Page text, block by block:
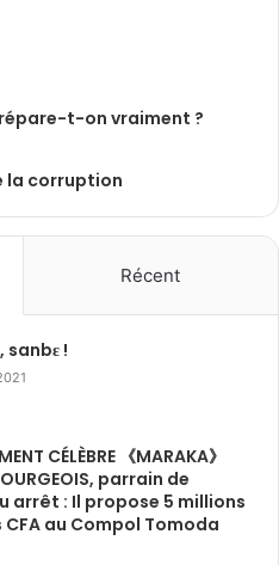
t-on vraiment ?
la corruption
Récent
sanbɛ !
CÉLÈBRE 《MARAKA》
parrain de
arrêt : Il propose 5 millions
au Compol Tomoda